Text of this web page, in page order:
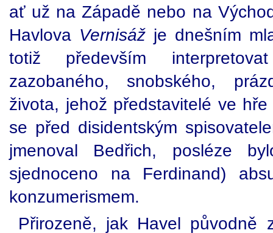
ať už na Západě nebo na
Havlova Vernisáž je dnešním
totiž především
zazobaného, snobského,
života, jehož představitelé ve
se před disidentským
jmenoval Bedřich, posléze
sjednoceno na Ferdinand)
konzumerismem.
Přirozeně, jak Havel původně